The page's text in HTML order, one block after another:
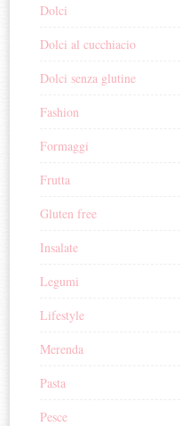
Dolci
Dolci al cucchiacio
Dolci senza glutine
Fashion
Formaggi
Frutta
Gluten free
Insalate
Legumi
Lifestyle
Merenda
Pasta
Pesce